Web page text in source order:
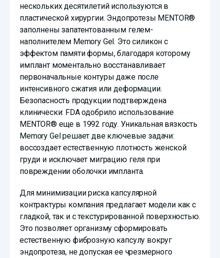
нескольких десятилетий используются в
пластической хирургии. Эндопротезы MENTOR®
заполнены запатентованным гелем-
наполнителем Memory Gel. Это силикон с
эффектом памяти формы, благодаря которому
имплант моментально восстанавливает
первоначальные контуры даже после
интенсивного сжатия или деформации.
Безопасность продукции подтверждена
клинически: FDA одобрило использование
MENTOR® еще в 1992 году. Уникальная вязкость
Memory Gel решает две ключевые задачи:
воссоздает естественную плотность женской
груди и исключает миграцию геля при
повреждении оболочки импланта.
Для минимизации риска капсулярной
контрактуры компания предлагает модели как с
гладкой, так и с текстурированной поверхностью.
Это позволяет организму сформировать
естественную фиброзную капсулу вокруг
эндопротеза, не допуская ее чрезмерного